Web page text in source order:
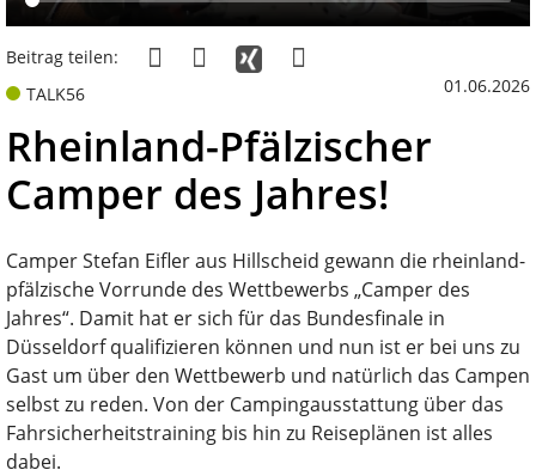
Beitrag teilen:
TALK56
01.06.2026
Rheinland-Pfälzischer
Camper des Jahres!
Camper Stefan Eifler aus Hillscheid gewann die rheinland-
pfälzische Vorrunde des Wettbewerbs „Camper des
Jahres“. Damit hat er sich für das Bundesfinale in
Düsseldorf qualifizieren können und nun ist er bei uns zu
Gast um über den Wettbewerb und natürlich das Campen
selbst zu reden. Von der Campingausstattung über das
Fahrsicherheitstraining bis hin zu Reiseplänen ist alles
dabei.